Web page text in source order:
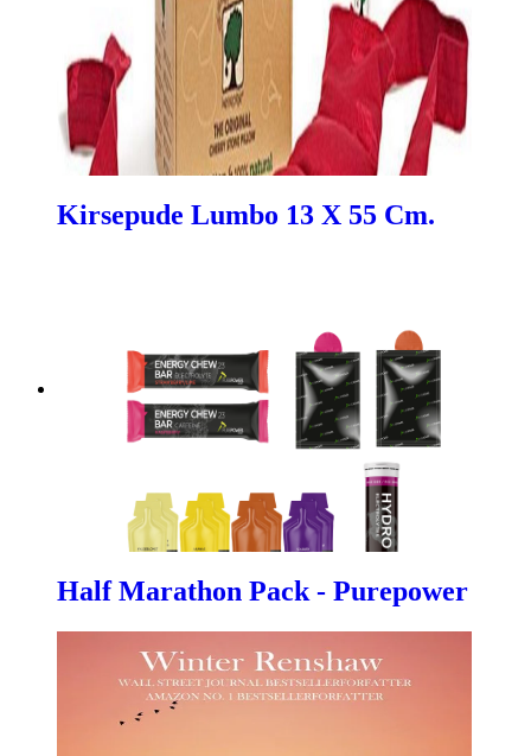
Kirsepude Lumbo 13 X 55 Cm.
Half Marathon Pack - Purepower